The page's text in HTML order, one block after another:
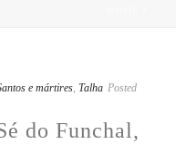
e mártires, Talha Posted
do Funchal,